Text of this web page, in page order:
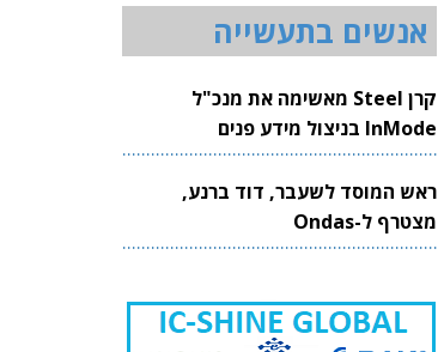
אנשים בתעשייה
קרן Steel מאשימה את מנכ"ל
InMode בניצול מידע פנים
ראש המוסד לשעבר, דוד ברנע,
מצטרף ל-Ondas